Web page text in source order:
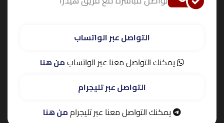
التواصل عبر الواتساب
يمكنك التواصل معنا عبر الواتسابمن هنا
التواصل عبر تليجرام
يمكنك التواصل معنا عبر تليجراممن هنا